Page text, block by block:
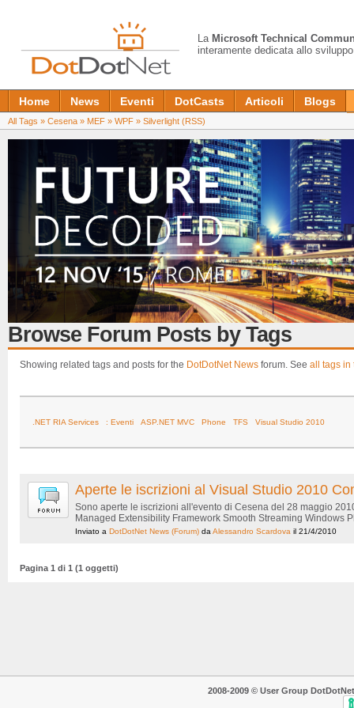
La Microsoft Technical
interamente dedicata allo
Home News Eventi DotCasts Articoli Blogs
All Tags » Cesena » MEF » WPF » Silverlight (RSS)
Browse Forum Posts by Tags
Showing related tags and posts for the DotDotNet News forum. See all tags in
.NET RIA Services : Eventi ASP.NET MVC Phone TFS Visual Studio 2010
Aperte le iscrizioni al Visual Studio 2010
Sono aperte le iscrizioni all'evento di Cesena del 28 maggio
Managed Extensibility Framework Smooth Streaming Windows
Inviato a DotDotNet News (Forum) daAlessandro Scardova il 21/4/2010
Pagina 1 di 1 (1 oggetti)
2008-2009 © User Group